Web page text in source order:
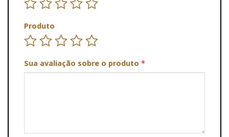
Produto
Sua avaliação sobre o produto *